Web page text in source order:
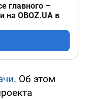
главного –
на OBOZ.UA в
. Об этом